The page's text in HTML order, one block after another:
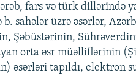
fars və türk dillərində
sahələr üzrə əsərlər,
Şəbüstərinin,
orta əsr müəlliflərinin
əsərləri tapıldı, elektron